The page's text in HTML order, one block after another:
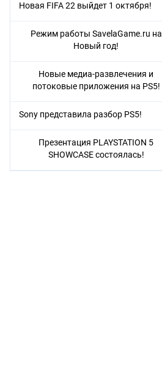
Новая FIFA 22 выйдет 1 октября!
Режим работы SavelaGame.ru на
Новый год!
Новые медиа-развлечения и
потоковые приложения на PS5!
Sony представила разбор PS5!
Презентация PLAYSTATION 5
SHOWCASE состоялась!